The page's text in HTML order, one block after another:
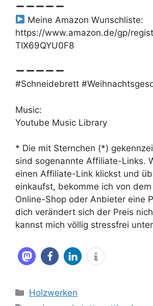
Meine Amazon Wunschliste:
https://www.amazon.de/gp/
TIX69QYU0F8
#Schneidebrett
Music:
Youtube Music Library
* Die mit Sternchen (*)
sind sogenannte Affiliate-Links.
einen Affiliate-Link klickst und
einkaufst, bekomme ich von
Online-Shop oder Anbieter eine
dich verändert sich der Preis
kannst mich völlig stressfrei
Kategorien
Holzwerken